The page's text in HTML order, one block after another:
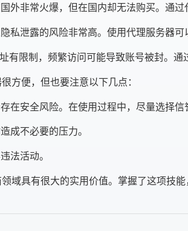
外非常火爆，但在国内却无法购买。通
私泄露的风险非常高。使用代理服务器可
有限制，频繁访问可能导致账号被封。通
方便，但也要注意以下几点：
在安全风险。在使用过程中，尽量选择信
成不必要的压力。
法活动。
域具有很大的实用价值。掌握了这项技